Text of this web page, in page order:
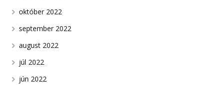
október 2022
september 2022
august 2022
júl 2022
jún 2022